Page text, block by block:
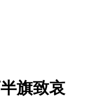
旗致哀